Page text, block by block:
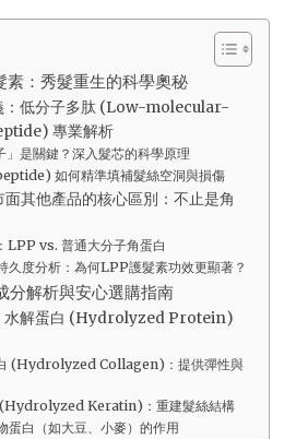
：秀髮重生的科學奧秘
：低分子多肽 (Low-molecular-
專業解析
」是關鍵？深入髮芯的科學原理
如何精準填補髮絲空洞與損傷
其他產品的核心區別：不止是角
LPP vs. 普通大分子角蛋白
久度分析：為何LPP護髮素功效更顯著？
分解析與安心選購指南
水解蛋白 (Hydrolyzed Protein)
(Hydrolyzed Collagen)：提供彈性與
(Hydrolyzed Keratin)：重建髮絲結構
蛋白（如大豆、小麥）的作用